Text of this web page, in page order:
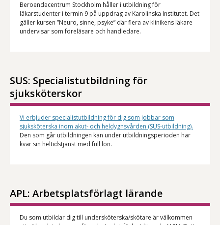
Beroendecentrum Stockholm håller i utbildning för
läkarstudenter i termin 9 på uppdrag av Karolinska Institutet. Det
gäller kursen ”Neuro, sinne, psyke” där flera av klinikens läkare
undervisar som föreläsare och handledare.
SUS: Specialistutbildning för
sjuksköterskor
Vi erbjuder specialistutbildning för dig som jobbar som
sjuksköterska inom akut- och heldygnsvården (SUS-utbildning).
Den som går utbildningen kan under utbildningsperioden har
kvar sin heltidstjänst med full lön.
APL: Arbetsplatsförlagt lärande
Du som utbildar dig till undersköterska/skötare är välkommen